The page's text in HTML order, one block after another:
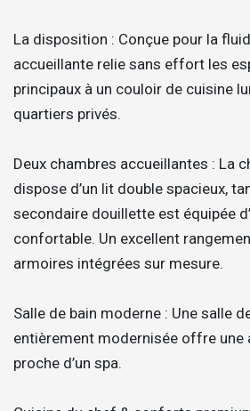
La disposition : Conçue pour la
accueillante relie sans effort les
principaux à un couloir de cuisine
quartiers privés.
Deux chambres accueillantes : La
dispose d’un lit double spacieux,
secondaire douillette est équipée
confortable. Un excellent
armoires intégrées sur mesure.
Salle de bain moderne : Une salle
entièrement modernisée offre une
proche d’un spa.